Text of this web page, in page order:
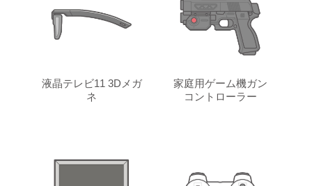
液晶テレビ11 3Dメガ
ネ
家庭用ゲーム機ガン
コントローラー